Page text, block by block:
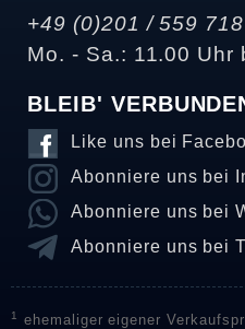
+49 (0)201 / 559
Mo. - Sa.: 11.00 Uhr
BLEIB'
Like uns bei
Abonniere uns bei
Abonniere uns bei
Abonniere uns bei
1
ehemaliger eigener